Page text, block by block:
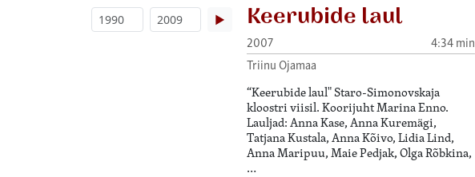
▶
Keerubide laul
2007
4:34 min
Triinu Ojamaa
“Keerubide laul" Staro-Simonovskaja
kloostri viisil. Koorijuht Marina Enno.
Lauljad: Anna Kase, Anna Kuremägi,
Tatjana Kustala, Anna Kõivo, Lidia Lind,
Anna Maripuu, Maie Pedjak, Olga Rõbkina,
…